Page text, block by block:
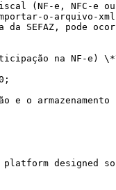
(NF-e, NFC-e
o-arquivo-
SEFAZ, pode
o armazenamento
designed